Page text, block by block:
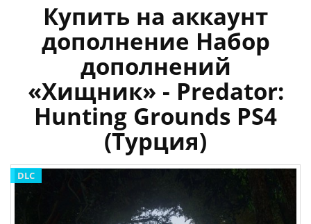
Купить на аккаунт
дополнение Набор
дополнений
«Хищник» - Predator:
Hunting Grounds PS4
(Турция)
DLC